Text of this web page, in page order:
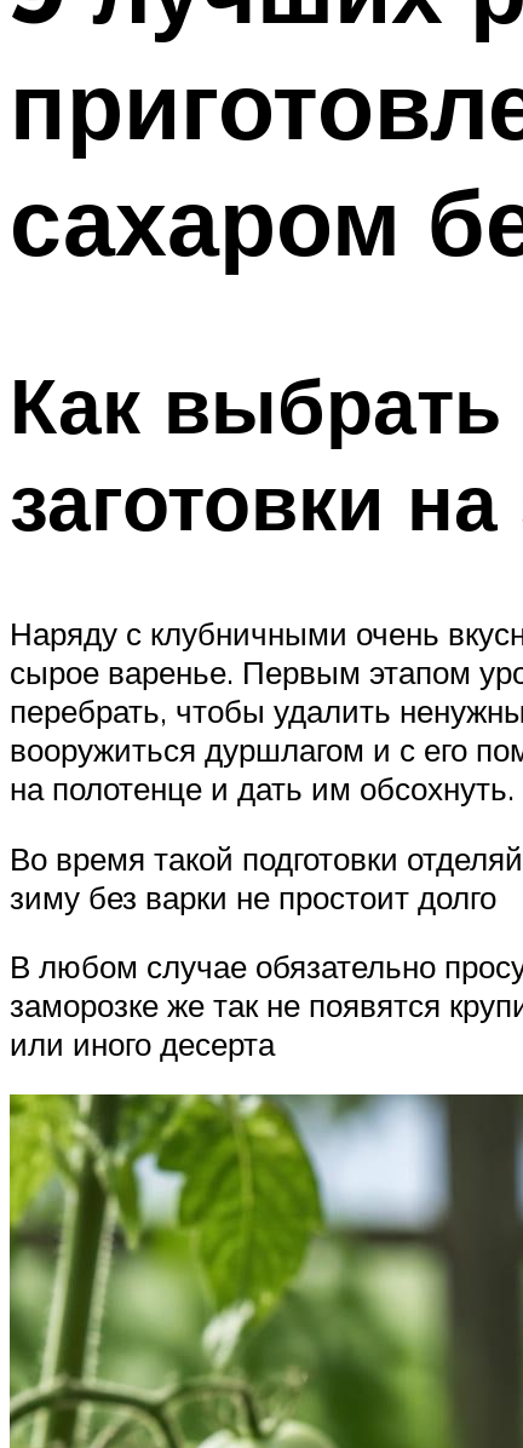
сахаром
Как
заготовки
Наряду с клубничными очень
сырое варенье. Первым этапом
перебрать, чтобы удалить
вооружиться дуршлагом и с его
на полотенце и дать им обсохнуть.
Во время такой подготовки
зиму без варки не простоит долго
В любом случае обязательно
заморозке же так не появятся
или иного десерта